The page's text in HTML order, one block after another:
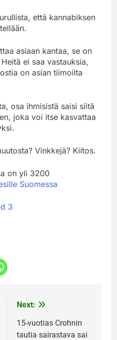
että kannabiksen
asiaan kantaa, se on
ei saa vastauksia,
on asian tiimoilta
osa ihmisistä saisi siitä
joka voi itse kasvattaa
Vinkkejä? Kiitos.
on yli 3200
Suomessa
3
Next:
15-vuotias Crohnin
tautia sairastava sai